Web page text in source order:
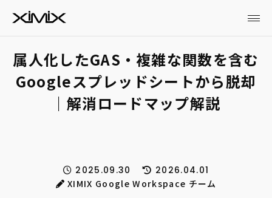
属人化したGAS・複雑な関数を含む
Googleスプレッドシートから脱却
｜解消ロードマップ解説
2025.09.30
2026.04.01
XIMIX Google Workspace チーム